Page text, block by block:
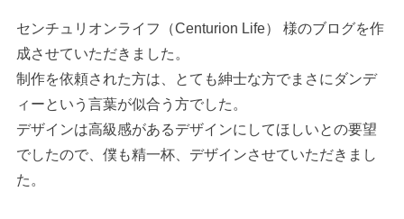
センチュリオンライフ（Centurion Life） 様のブログを作
成させていただきました。
制作を依頼された方は、とても紳士な方でまさにダンデ
ィーという言葉が似合う方でした。
デザインは高級感があるデザインにしてほしいとの要望
でしたので、僕も精一杯、デザインさせていただきまし
た。